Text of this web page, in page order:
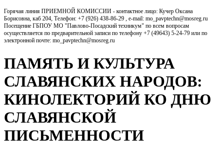
Горячая линия ПРИЕМНОЙ КОМИССИИ - контактное лицо: Кучер Оксана
Борисовна, каб 204, Телефон: +7 (926) 438-86-29 , e-mail: mo_pavptechn@mosreg.ru
Посещение ГБПОУ МО "Павлово-Посадский техникум" по всем вопросам
осуществляется по предварительной записи по телефону +7 (49643) 5-24-79 или по
электронной почте: mo_pavptechn@mosreg.ru
ПАМЯТЬ И КУЛЬТУРА
СЛАВЯНСКИХ НАРОДОВ:
КИНОЛЕКТОРИЙ КО ДНЮ
СЛАВЯНСКОЙ
ПИСЬМЕННОСТИ